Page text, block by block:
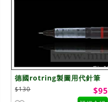
德國rotring製圖用代針筆
$130 $95